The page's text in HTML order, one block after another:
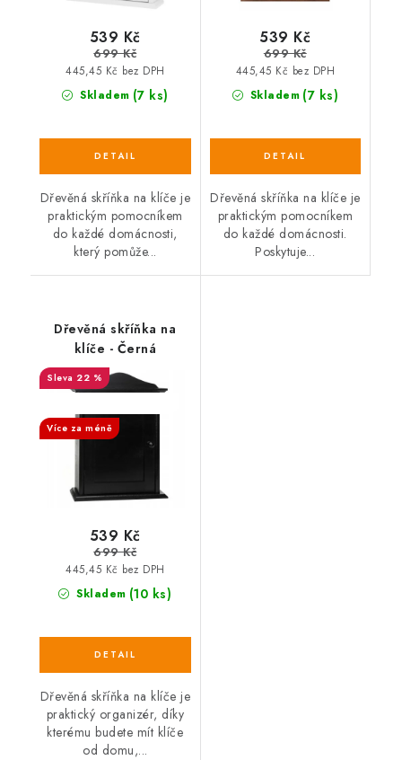
Skladem (7 ks)
445,45 Kč bez DPH
539 Kč
699 Kč
Dřevěná skříňka na klíče je
praktickým pomocníkem
do každé domácnosti,
který pomůže...
Skladem (7 ks)
445,45 Kč bez DPH
539 Kč
699 Kč
Dřevěná skříňka na klíče je
praktickým pomocníkem
do každé domácnosti.
Poskytuje...
Dřevěná skříňka na
klíče - Černá
22 %
Více za méně
Skladem (10 ks)
445,45 Kč bez DPH
539 Kč
699 Kč
Dřevěná skříňka na klíče je
praktický organizér, díky
kterému budete mít klíče
od domu,...